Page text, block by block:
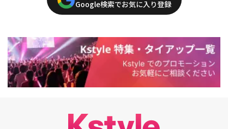
Google検索でお気に入り登録